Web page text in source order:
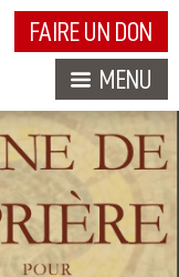
FAIRE UN DON
MENU